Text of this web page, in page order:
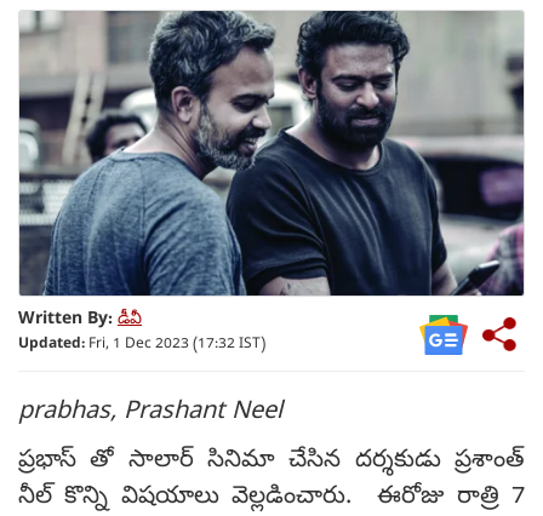
Written By: డీవీ
Updated: Fri, 1 Dec 2023 (17:32 IST)
prabhas, Prashant Neel
ప్రభాస్ తో సాలార్ సినిమా చేసిన దర్శకుడు ప్రశాంత్
నీల్ కొన్ని విషయాలు వెల్లడించారు. ఈరోజు రాత్రి 7